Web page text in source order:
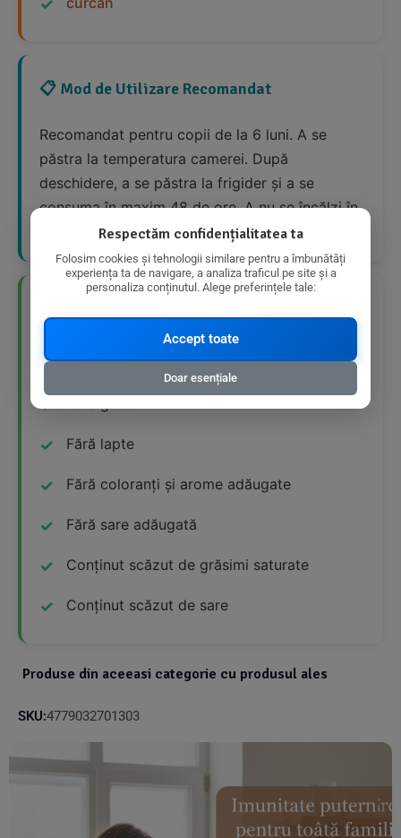
📋 Mod de Utilizare Recomandat
Recomandat pentru copii de la 6 luni. A se
păstra la temperatura camerei. După
deschidere, a se păstra la frigider și a se
consuma în maxim 48 de ore. A nu se încălzi în
cuptorul cu microunde.
Produs bio
Fără lapte
Fără coloranți și arome adăugate
Fără sare adăugată
Conținut scăzut de grăsimi saturate
Conținut scăzut de sare
Produse din aceeasi categorie cu produsul ales
SKU:4779032701303
Respectăm confidențialitatea ta
Folosim cookies și tehnologii similare pentru a îmbunătăți
experiența ta de navigare, a analiza traficul pe site și a
personaliza conținutul. Alege preferințele tale:
Accept toate
Doar esențiale